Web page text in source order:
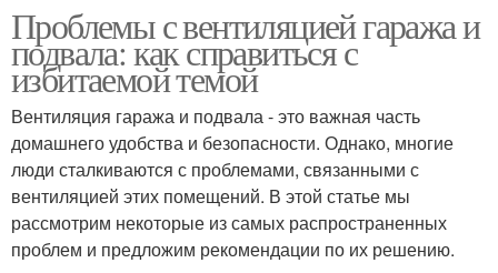
Проблемы с вентиляцией гаража и
подвала: как справиться с
избитаемой темой
Вентиляция гаража и подвала - это важная часть
домашнего удобства и безопасности. Однако, многие
люди сталкиваются с проблемами, связанными с
вентиляцией этих помещений. В этой статье мы
рассмотрим некоторые из самых распространенных
проблем и предложим рекомендации по их решению.